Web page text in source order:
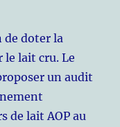
de doter la
le lait cru. Le
un audit
de lait AOP au